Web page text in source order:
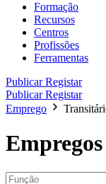
Formação
Recursos
Centros
Profissões
Ferramentas
PublicarRegistar
PublicarRegistar
Emprego